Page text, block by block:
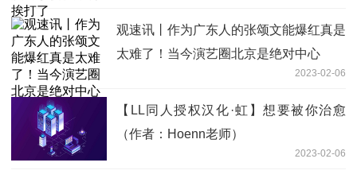
观速讯丨作为广东人的张颂文能爆红真是
太难了！当今演艺圈北京是绝对中心
2023-02-06
【LL同人授权汉化·虹】想要被你治愈
（作者：Hoenn老师）
2023-02-06